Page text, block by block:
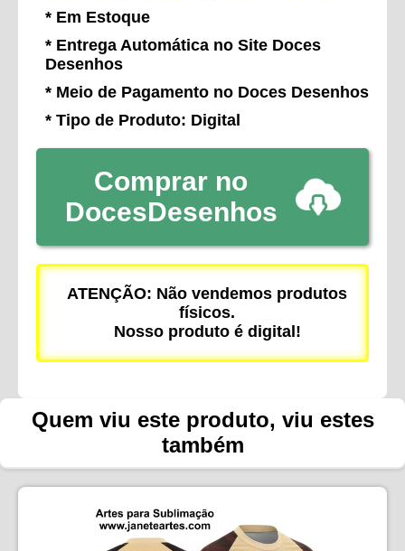
* Em Estoque
* Entrega Automática no Site Doces
Desenhos
* Meio de Pagamento no Doces Desenhos
* Tipo de Produto: Digital
Comprar no
DocesDesenhos
ATENÇÃO: Não vendemos produtos
físicos.
Nosso produto é digital!
Quem viu este produto, viu estes
também